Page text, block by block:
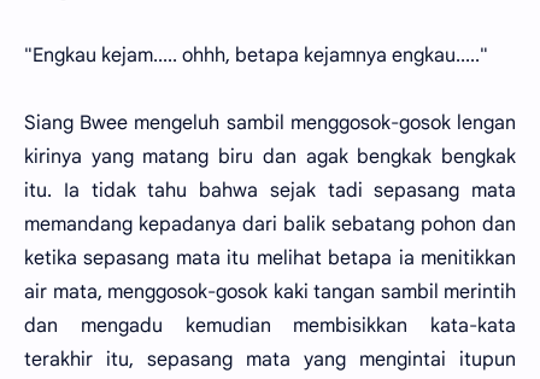
"Engkau kejam..... ohhh, betapa kejamnya engkau....."
Siang Bwee mengeluh sambil menggosok-gosok lengan
kirinya yang matang biru dan agak bengkak bengkak
itu. Ia tidak tahu bahwa sejak tadi sepasang mata
memandang kepadanya dari balik sebatang pohon dan
ketika sepasang mata itu melihat betapa ia menitikkan
air mata, menggosok-gosok kaki tangan sambil merintih
dan mengadu kemudian membisikkan kata-kata
terakhir itu, sepasang mata yang mengintai itupun